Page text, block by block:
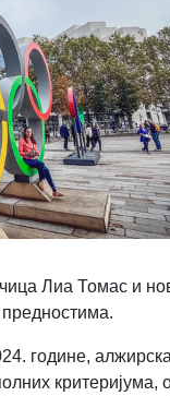
Лиа Томас и
године,
критеријума,